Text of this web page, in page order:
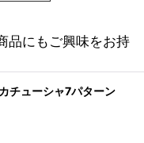
品にもご興味をお持
チューシャ7パターン